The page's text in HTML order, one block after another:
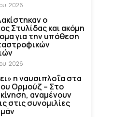
2026
ο
Στυλίδας και ακόμη
για την υπόθεση
2026
η ναυσιπλοΐα στα
Ορμούζ – Στο
αναμένουν
στις συνομιλίες